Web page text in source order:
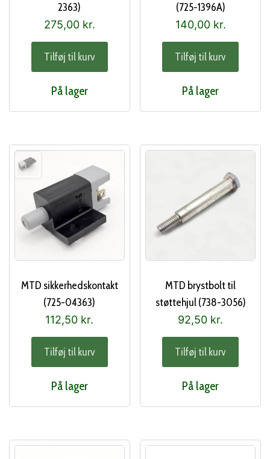
2363)
275,00 kr.
Tilføj til kurv
På lager
(725-1396A)
140,00 kr.
Tilføj til kurv
På lager
MTD sikkerhedskontakt
(725-04363)
112,50 kr.
Tilføj til kurv
På lager
MTD brystbolt til
støttehjul (738-3056)
92,50 kr.
Tilføj til kurv
På lager